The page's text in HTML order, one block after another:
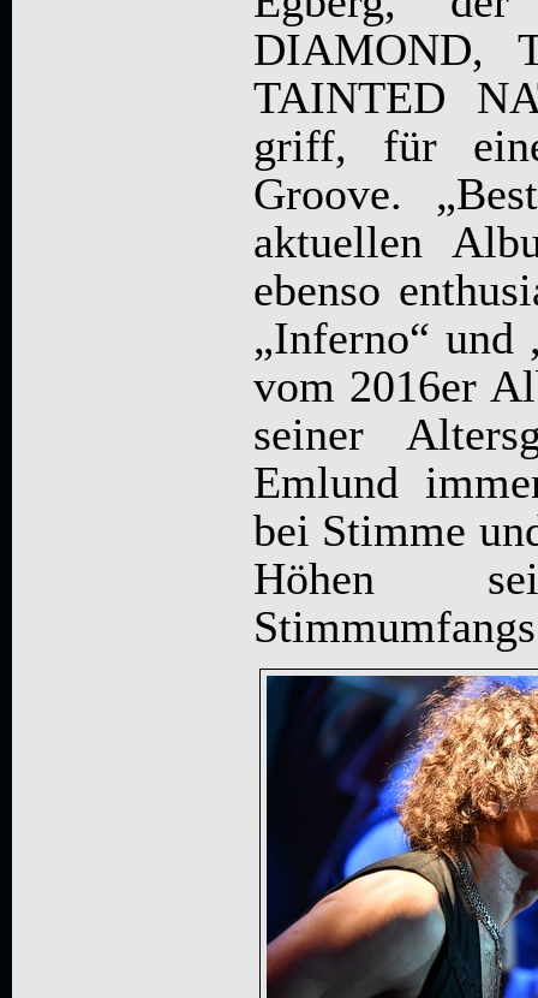
DIAMOND,
TAINTED
griff, für
Groove.
aktuellen
ebenso
„Inferno“ und
vom 2016er
seiner
Emlund
bei Stimme
Höhen